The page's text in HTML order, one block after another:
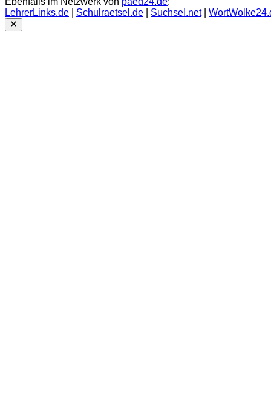
LehrerLinks.de
Schulraetsel.de Suchsel.net|
Close